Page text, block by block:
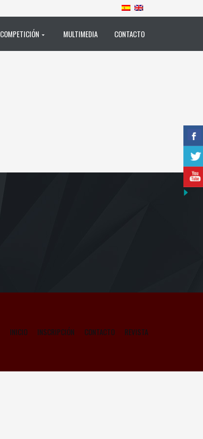
COMPETICIÓN MULTIMEDIA CONTACTO
INICIO INSCRIPCIÓN CONTACTO REVISTA